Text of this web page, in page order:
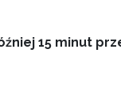
15 minut